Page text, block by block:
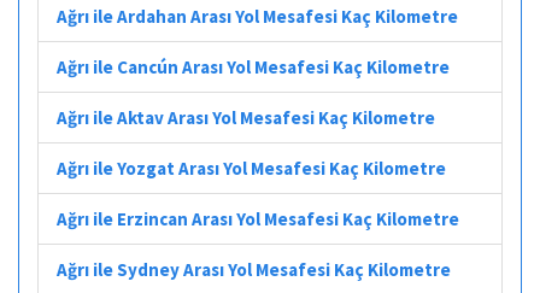
Ağrı ile Ardahan Arası Yol Mesafesi Kaç Kilometre
Ağrı ile Cancún Arası Yol Mesafesi Kaç Kilometre
Ağrı ile Aktav Arası Yol Mesafesi Kaç Kilometre
Ağrı ile Yozgat Arası Yol Mesafesi Kaç Kilometre
Ağrı ile Erzincan Arası Yol Mesafesi Kaç Kilometre
Ağrı ile Sydney Arası Yol Mesafesi Kaç Kilometre